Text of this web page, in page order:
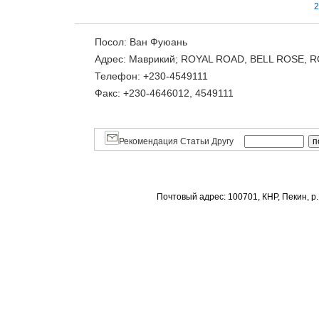
Посол: Ван Фуюань
Адрес: Маврикий; ROYAL ROAD, BELL ROSE,
Телефон: +230-4549111
Факс: +230-4646012, 4549111
Рекомендация Статьи Другу
Почтовый адрес: 100701, КНР, Пекин,